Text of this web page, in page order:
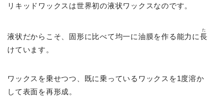
リキッドワックスは世界初の液状ワックスなのです。
液状だからこそ、固形に比べて均一に油膜を作る能力に長
た
けています。
ワックスを乗せつつ、既に乗っているワックスを1度溶か
して表面を再形成。